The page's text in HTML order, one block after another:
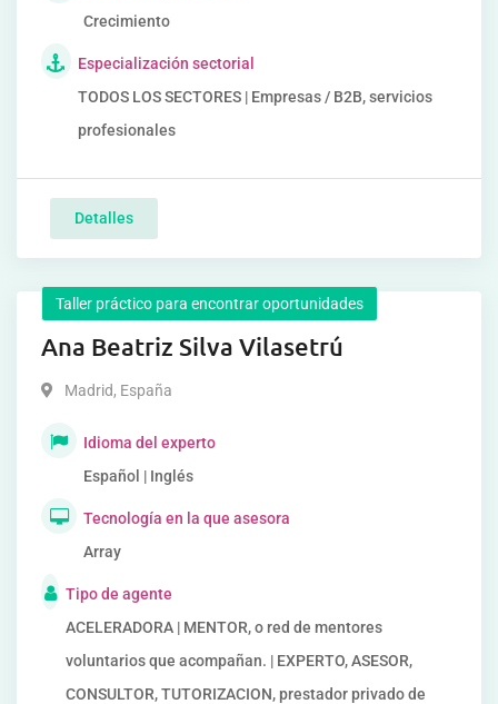
Crecimiento
Especialización sectorial
TODOS LOS SECTORES | Empresas / B2B, servicios
profesionales
Detalles
Taller práctico para encontrar oportunidades
Ana Beatriz Silva Vilasetrú
Madrid, España
Idioma del experto
Español | Inglés
Tecnología en la que asesora
Array
Tipo de agente
ACELERADORA | MENTOR, o red de mentores
voluntarios que acompañan. | EXPERTO, ASESOR,
CONSULTOR, TUTORIZACION, prestador privado de